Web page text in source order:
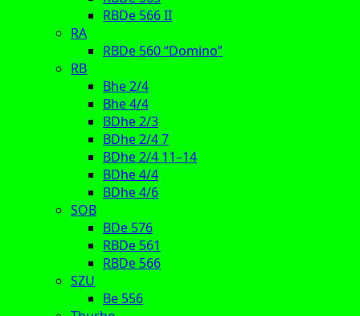
RBDe 566 II
RA
RBDe 560 “Domino”
RB
Bhe 2/4
Bhe 4/4
BDhe 2/3
BDhe 2/4 7
BDhe 2/4 11–14
BDhe 4/4
BDhe 4/6
SOB
BDe 576
RBDe 561
RBDe 566
SZU
Be 556